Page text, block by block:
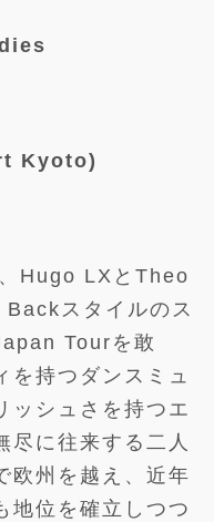
Kyoto)
Hugo LXとTheo
スタイルのス
Tourを敢
を持つダンスミュ
ッシュさを持つエ
尽に往来する二人
欧州を越え、近年
地位を確立しつつ